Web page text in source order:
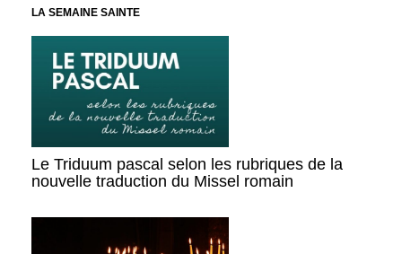
LA SEMAINE SAINTE
Le Triduum pascal selon les rubriques de la
nouvelle traduction du Missel romain